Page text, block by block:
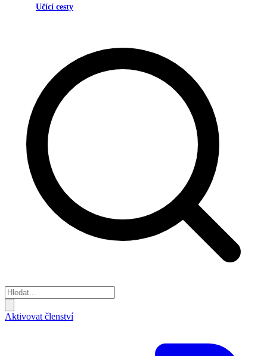
Učící cesty
Aktivovat členství